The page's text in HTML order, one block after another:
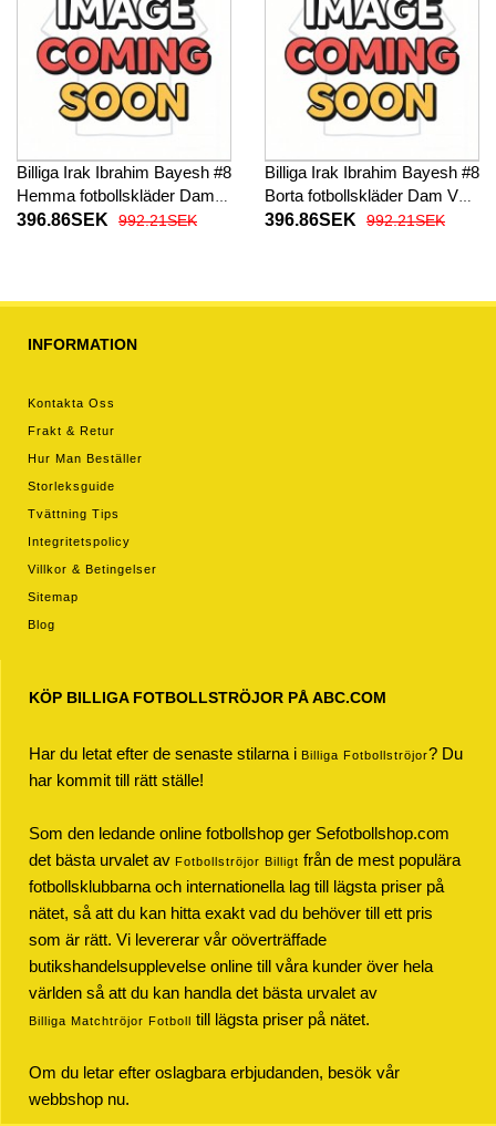
Billiga Irak Ibrahim Bayesh #8
Hemma fotbollskläder Dam
VM 2026 Kortärmad
396.86SEK 992.21SEK
Billiga Irak Ibrahim Bayesh #8
Borta fotbollskläder Dam VM
2026 Kortärmad
396.86SEK 992.21SEK
INFORMATION
Kontakta Oss
Frakt & Retur
Hur Man Beställer
Storleksguide
Tvättning Tips
Integritetspolicy
Villkor & Betingelser
Sitemap
Blog
KÖP BILLIGA FOTBOLLSTRÖJOR PÅ ABC.COM
Har du letat efter de senaste stilarna i Billiga Fotbollströjor? Du
har kommit till rätt ställe!
Som den ledande online fotbollshop ger Sefotbollshop.com
det bästa urvalet av Fotbollströjor Billigt från de mest populära
fotbollsklubbarna och internationella lag till lägsta priser på
nätet, så att du kan hitta exakt vad du behöver till ett pris
som är rätt. Vi levererar vår oöverträffade
butikshandelsupplevelse online till våra kunder över hela
världen så att du kan handla det bästa urvalet av
Billiga Matchtröjor Fotboll till lägsta priser på nätet.
Om du letar efter oslagbara erbjudanden, besök vår
webbshop nu.